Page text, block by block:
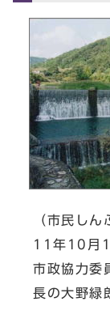
（市民し
11年10月
市政協力委
長の大野緑